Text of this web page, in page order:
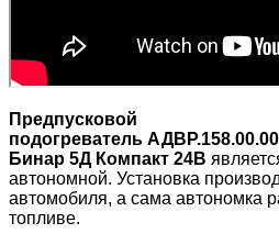
Предпусковой
подогреватель
Бинар 5Д Компакт 24В
автономной. Установка
автомобиля, а сама автономка
топливе.